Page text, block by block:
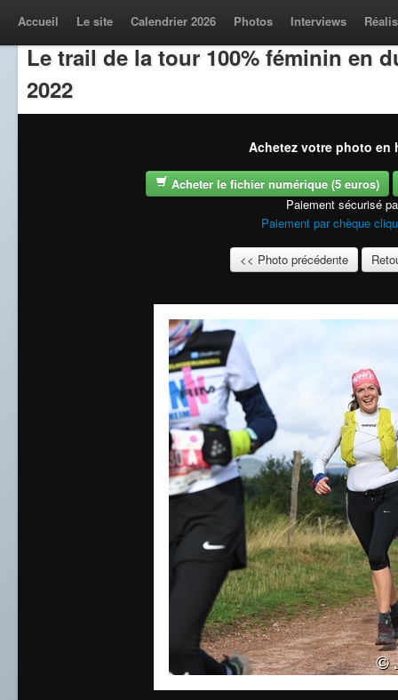
Accueil Le site Calendrier 2026 Photos Interviews
Le trail de la tour 100% féminin en
2022
Achetez votre photo en
Acheter le fichier numérique (5 euros)
Paiement sécurisé
Paiement par chèque
<< Photo précédente